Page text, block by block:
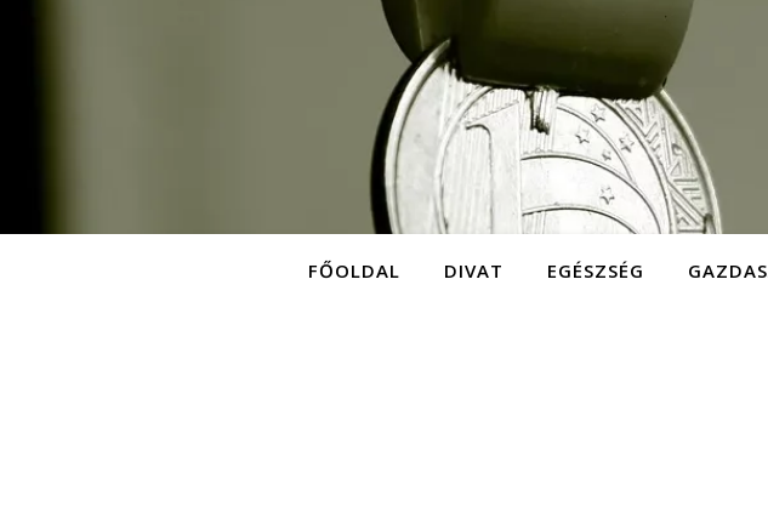
FŐOLDAL DIVAT EGÉSZSÉG